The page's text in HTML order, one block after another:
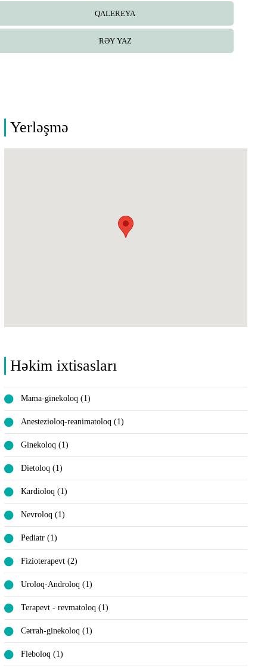
QALEREYA
RƏY YAZ
Yerləşmə
Həkim ixtisasları
Mama-ginekoloq (1)
Anestezioloq-reanimatoloq (1)
Ginekoloq (1)
Dietoloq (1)
Kardioloq (1)
Nevroloq (1)
Pediatr (1)
Fizioterapevt (2)
Uroloq-Androloq (1)
Terapevt - revmatoloq (1)
Cərrah-ginekoloq (1)
Fleboloq (1)